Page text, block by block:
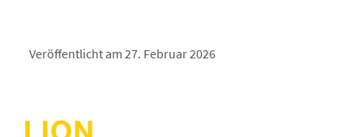
Veröffentlicht am 27. Februar 2026